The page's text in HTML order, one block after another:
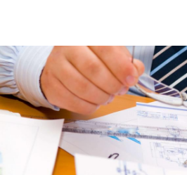
32-inspekcija-un-verifikacija